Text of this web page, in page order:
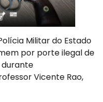
Militar do Estado
por porte ilegal de
durante
Vicente Rao,